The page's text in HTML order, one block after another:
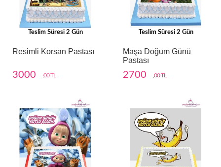
Teslim Süresi 2 Gün
Resimli Korsan Pastası
3000 ,00 TL
Teslim Süresi 2 Gün
Maşa Doğum Günü
Pastası
2700 ,00 TL